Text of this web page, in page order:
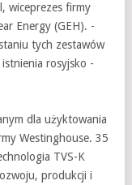
wiceprezes firmy
Energy (GEH). -
tych zestawów
rosyjsko -
dla użyktowania
Westinghouse. 35
TVS-K
produkcji i